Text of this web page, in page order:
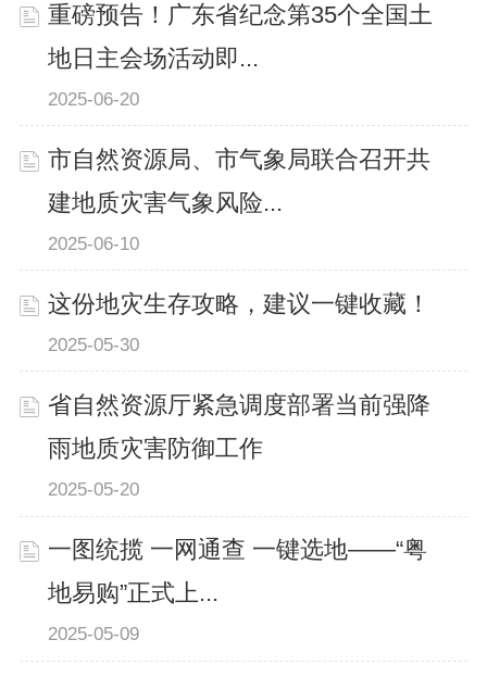
重磅预告！广东省纪念第35个全国土
地日主会场活动即...
2025-06-20
市自然资源局、市气象局联合召开共
建地质灾害气象风险...
2025-06-10
这份地灾生存攻略，建议一键收藏！
2025-05-30
省自然资源厅紧急调度部署当前强降
雨地质灾害防御工作
2025-05-20
一图统揽 一网通查 一键选地——“粤
地易购”正式上...
2025-05-09